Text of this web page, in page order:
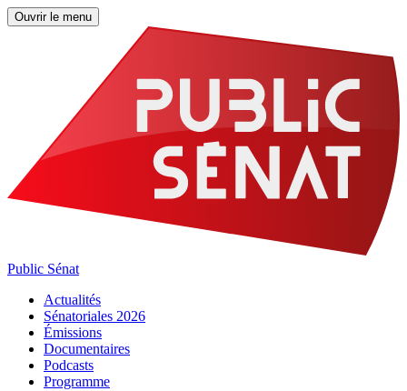
Ouvrir le menu
Public Sénat
Actualités
Sénatoriales 2026
Émissions
Documentaires
Podcasts
Programme